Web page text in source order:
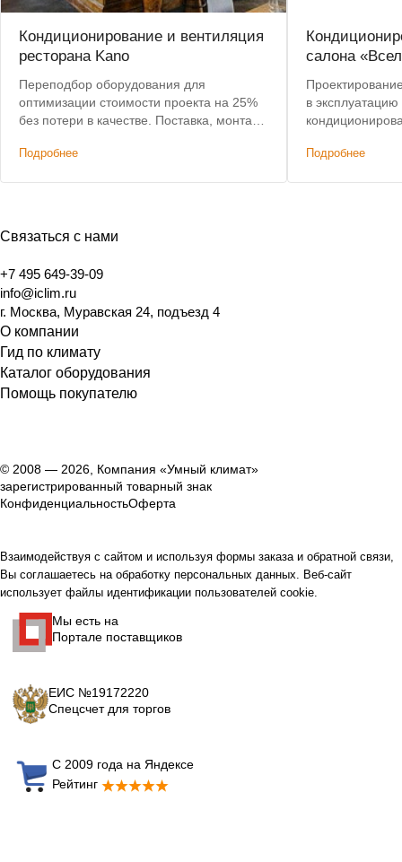
Кондиционирование и вентиляция
ресторана Kano
Переподбор оборудования для
оптимизации стоимости проекта на 25%
без потери в качестве. Поставка, монтаж,
Подробнее
салона
в
Подробнее
Связаться с нами
+7 495 649-39-09
info@iclim.ru
г. Москва, Муравская 24, подъезд 4
О компании
Гид по климату
Каталог оборудования
Помощь покупателю
© 2008 — 2026, Компания «Умный климат»
зарегистрированный товарный знак
КонфиденциальностьОферта
Взаимодействуя с сайтом и используя формы заказа и обратной связи,
Вы соглашаетесь на обработку персональных данных. Веб-сайт
использует файлы идентификации пользователей cookie.
Мы есть на
Портале поставщиков
ЕИС №19172220
Спецсчет для торгов
С 2009 года на Яндексе
Рейтинг